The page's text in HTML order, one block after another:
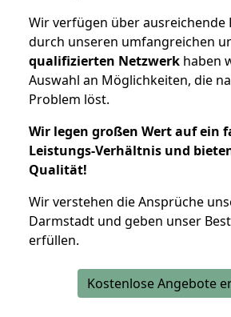
Wir verfügen über ausreichende
durch unseren umfangreichen
qualifizierten Netzwerk haben
Auswahl an Möglichkeiten, die
Problem löst.
Wir legen großen Wert auf ein
Leistungs-Verhältnis und
Qualität!
Wir verstehen die Ansprüche
Darmstadt und geben unser
erfüllen.
Kostenlose Angebote